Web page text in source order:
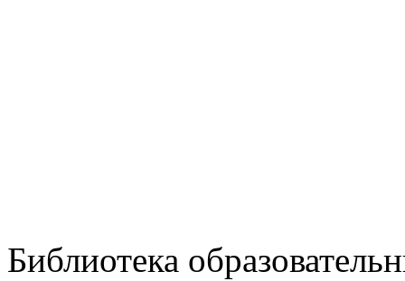
Библиотека